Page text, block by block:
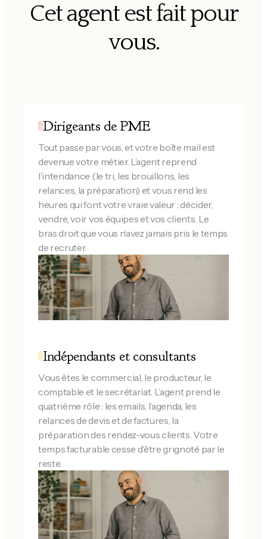
Cet agent est fait pour
vous.
Dirigeants de PME
Tout passe par vous, et votre boîte mail est
devenue votre métier. L’agent reprend
l’intendance (le tri, les brouillons, les
relances, la préparation) et vous rend les
heures qui font votre vraie valeur : décider,
vendre, voir vos équipes et vos clients. Le
bras droit que vous n’avez jamais pris le temps
de recruter.
Indépendants et consultants
Vous êtes le commercial, le producteur, le
comptable et le secrétariat. L’agent prend le
quatrième rôle : les emails, l’agenda, les
relances de devis et de factures, la
préparation des rendez-vous clients. Votre
temps facturable cesse d’être grignoté par le
reste.